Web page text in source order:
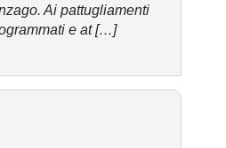
Ai pattugliamenti
e at […]